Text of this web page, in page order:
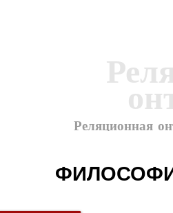
Реляционная